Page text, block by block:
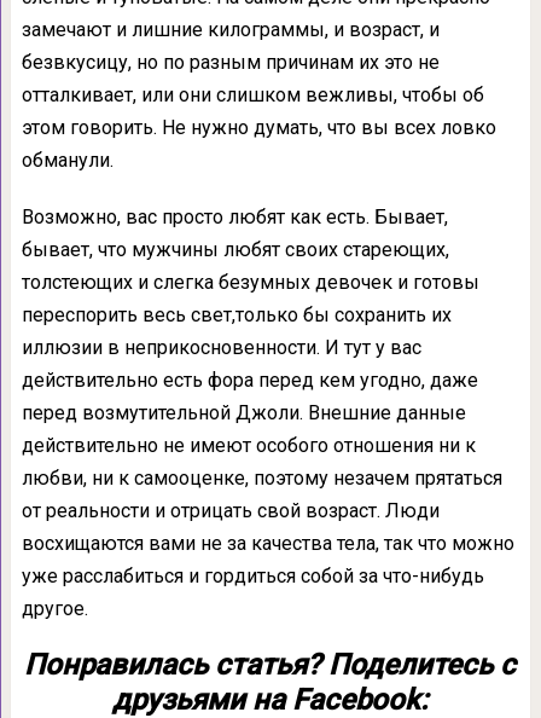
замечают и лишние килограммы, и возраст, и
безвкусицу, но по разным причинам их это не
отталкивает, или они слишком вежливы, чтобы об
этом говорить. Не нужно думать, что вы всех ловко
обманули.
Возможно, вас просто любят как есть. Бывает,
бывает, что мужчины любят своих стареющих,
толстеющих и слегка безумных девочек и готовы
переспорить весь свет,только бы сохранить их
иллюзии в неприкосновенности. И тут у вас
действительно есть фора перед кем угодно, даже
перед возмутительной Джоли. Внешние данные
действительно не имеют особого отношения ни к
любви, ни к самооценке, поэтому незачем прятаться
от реальности и отрицать свой возраст. Люди
восхищаются вами не за качества тела, так что можно
уже расслабиться и гордиться собой за что-нибудь
другое.
Понравилась статья? Поделитесь с
друзьями на Facebook: